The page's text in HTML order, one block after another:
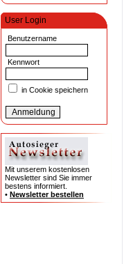
User Login
Benutzername
Kennwort
in Cookie speichern
Mit unserem kostenlosen
Newsletter sind Sie immer
bestens informiert.
• Newsletter bestellen